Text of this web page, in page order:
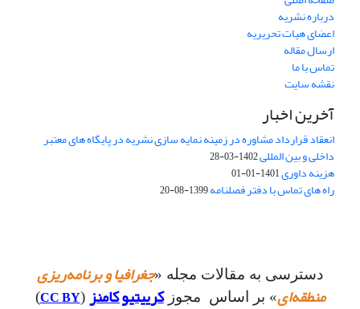
درباره نشریه
اعضای هیات تحریریه
ارسال مقاله
تماس با ما
نقشه سایت
آخرین اخبار
انعقاد قرارداد مشاوره در زمینه نمایه سازی نشریه در پایگاه های معتبر
داخلی و بین المللی1402-03-28
هزینه داوری1401-01-01
راه های تماس با دفتر فصلنامه1399-08-20
دسترسی به مقالات مجله «جغرافیا و برنامه‌ریزی
منطقه‌ای» بر اساس مجوزکرییتیو کامنز (
CC BY
)